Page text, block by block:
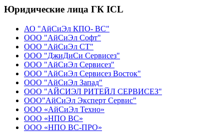
Юридические лица ГК ICL
АО "АйСиЭл КПО- ВС"
ООО "АйСиЭл Софт"
ООО "АйСиЭл СТ"
ООО "ДжиДиСи Сервисез"
ООО "АйСиЭл Сервисез"
ООО "АйСиЭл Сервисез Восток"
ООО "АйСиЭл Запад"
ООО "АЙСИЭЛ РИТЕЙЛ СЕРВИСЕЗ"
ООО"АйСиЭл Эксперт Сервис"
ООО «АйСиЭл Техно»
ООО «НПО ВС»
ООО «НПО ВС-ПРО»